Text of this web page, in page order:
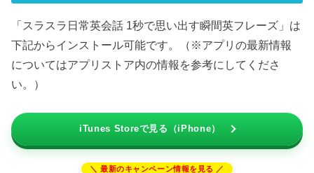
「スラスラ日常英会話 1秒で思い出す瞬間英フレーズ」は
下記からインストール可能です。（※アプリの最新情報
についてはアプリストア内の情報を参考にしてくださ
い。）
iTunes Storeで見る（iPhone）